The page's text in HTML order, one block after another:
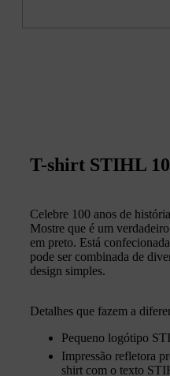
T-shirt STIHL
Celebre 100 anos de
Mostre que é um
em preto. Está
pode ser combinada de
design simples.
Detalhes que fazem a
Pequeno logótipo
Impressão refletora
shirt com o texto